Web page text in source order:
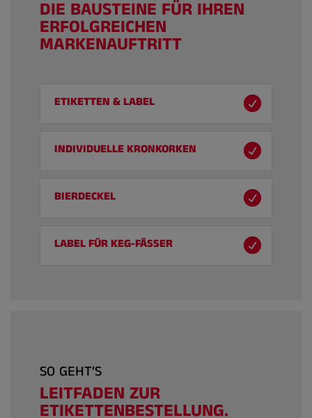
DIE BAUSTEINE FÜR IHREN
ERFOLGREICHEN
MARKENAUFTRITT
ETIKETTEN & LABEL
INDIVIDUELLE KRONKORKEN
BIERDECKEL
LABEL FÜR KEG-FÄSSER
SO GEHT’S
LEITFADEN ZUR
ETIKETTENBESTELLUNG.